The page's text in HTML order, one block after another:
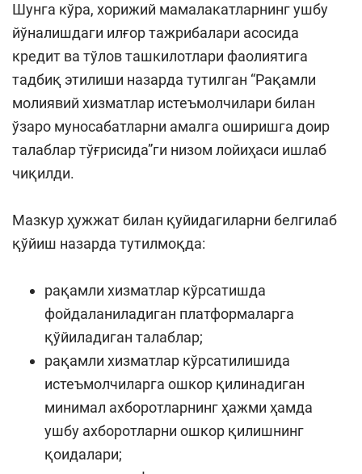
Шунга кўра, хорижий мамалакатларнинг ушбу
йўналишдаги илғор тажрибалари асосида
кредит ва тўлов ташкилотлари фаолиятига
тадбиқ этилиши назарда тутилган “Рақамли
молиявий хизматлар истеъмолчилари билан
ўзаро муносабатларни амалга оширишга доир
талаблар тўғрисида”ги низом лойиҳаси ишлаб
чиқилди.
Мазкур ҳужжат билан қуйидагиларни белгилаб
қўйиш назарда тутилмоқда:
рақамли хизматлар кўрсатишда
фойдаланиладиган платформаларга
қўйиладиган талаблар;
рақамли хизматлар кўрсатилишида
истеъмолчиларга ошкор қилинадиган
минимал ахборотларнинг ҳажми ҳамда
ушбу ахборотларни ошкор қилишнинг
қоидалари;